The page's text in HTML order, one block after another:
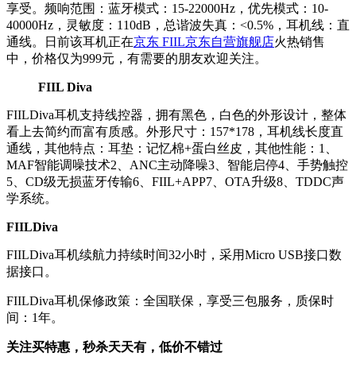
享受。频响范围：蓝牙模式：15-22000Hz，优先模式：10-
40000Hz，灵敏度：110dB，总谐波失真：<0.5%，耳机线：直
通线。日前该耳机正在京东 FIIL京东自营旗舰店火热销售
中，价格仅为999元，有需要的朋友欢迎关注。
FIIL Diva
FIILDiva耳机支持线控器，拥有黑色，白色的外形设计，整体
看上去简约而富有质感。外形尺寸：157*178，耳机线长度直
通线，其他特点：耳垫：记忆棉+蛋白丝皮，其他性能：1、
MAF智能调噪技术2、ANC主动降噪3、智能启停4、手势触控
5、CD级无损蓝牙传输6、FIIL+APP7、OTA升级8、TDDC声
学系统。
FIILDiva
FIILDiva耳机续航力持续时间32小时，采用Micro USB接口数
据接口。
FIILDiva耳机保修政策：全国联保，享受三包服务，质保时
间：1年。
关注买特惠，秒杀天天有，低价不错过